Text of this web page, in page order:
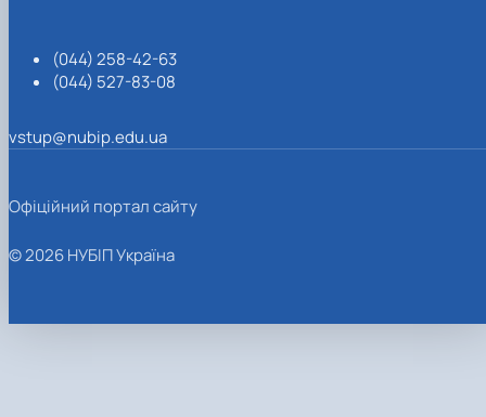
(044) 258-42-63
(044) 527-83-08
vstup@nubip.edu.ua
Офіційний портал сайту
© 2026 НУБІП Україна